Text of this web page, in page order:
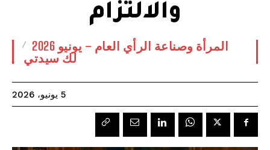
والالتزام
المرأة وصناعة الرأي العام – يونيو 2026
لك سيدتي
5 يونيو، 2026